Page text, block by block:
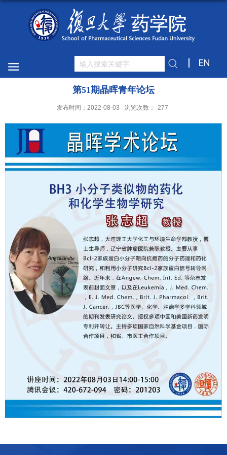
EN
第51期晶晖青年论坛
发布时间：2022-08-03 浏览次数： 277